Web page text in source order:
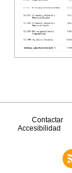
Contactar
Accesibilidad